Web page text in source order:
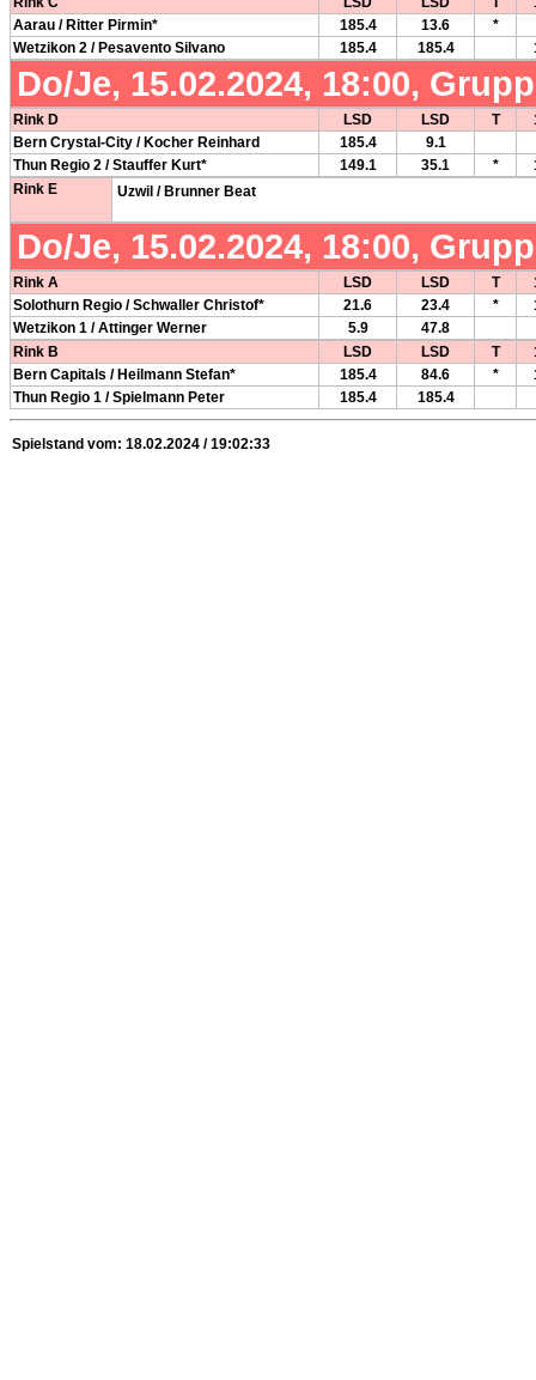
Aarau / Ritter Pirmin*
185.4 13.6
*
Wetzikon 2 / Pesavento Silvano
185.4 185.4
Do/Je, 15.02.2024, 18:00,
Rink D LSD LSD T
Bern Crystal-City / Kocher Reinhard
185.4
9.1
Thun Regio 2 / Stauffer Kurt*
149.1 35.1 *
Rink E
Uzwil / Brunner Beat
Do/Je, 15.02.2024, 18:00,
Rink A LSD LSD T
Solothurn Regio / Schwaller Christof*
21.6 23.4 *
Wetzikon 1 / Attinger Werner
5.9
47.8
Rink B
LSD LSD T
Bern Capitals / Heilmann Stefan*
185.4 84.6 *
Thun Regio 1 / Spielmann Peter
185.4 185.4
Spielstand vom: 18.02.2024 / 19:02:33